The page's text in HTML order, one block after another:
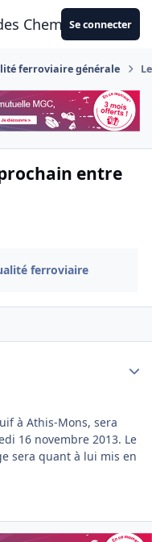
CheminotsSe connecter
ferroviaire générale
entre
ferroviaire
à Athis-Mons, sera
16 novembre 2013. Le
sera quant à lui mis en